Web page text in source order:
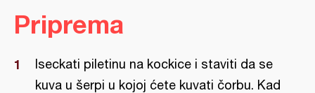
Priprema
Iseckati piletinu na kockice i staviti da se
kuva u šerpi u kojoj ćete kuvati čorbu. Kad